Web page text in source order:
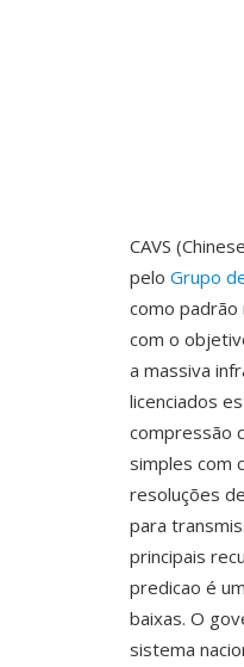
CAVS
pelo Grupo
como
com o
a massiva
licenciados
compressão
simples com
resoluções
para
principais
predicao é
baixas. O
sistema